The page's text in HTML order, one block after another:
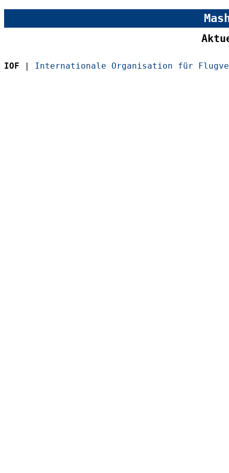
IOF | Internationale Organisation für